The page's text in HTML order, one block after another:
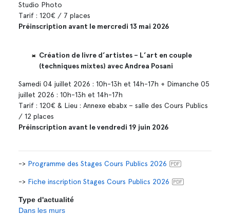
Studio Photo
Tarif : 120€ / 7 places
Préinscription avant le mercredi 13 mai 2026
Création de livre d’artistes – L’art en couple
(techniques mixtes) avec Andrea Posani
Samedi 04 juillet 2026 : 10h-13h et 14h-17h + Dimanche 05
juillet 2026 : 10h-13h et 14h-17h
Tarif : 120€ & Lieu : Annexe ebabx – salle des Cours Publics
/ 12 places
Préinscription avant le vendredi 19 juin 2026
-> Programme des Stages Cours Publics 2026
-> Fiche inscription Stages Cours Publics 2026
Type d'actualité
Dans les murs